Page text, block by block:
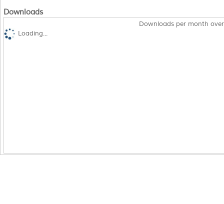
Downloads
Downloads per month
Loading...